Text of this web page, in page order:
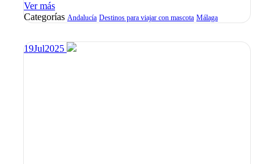
Ver más
Categorías Andalucía Destinos para viajar con mascota Málaga
19Jul2025